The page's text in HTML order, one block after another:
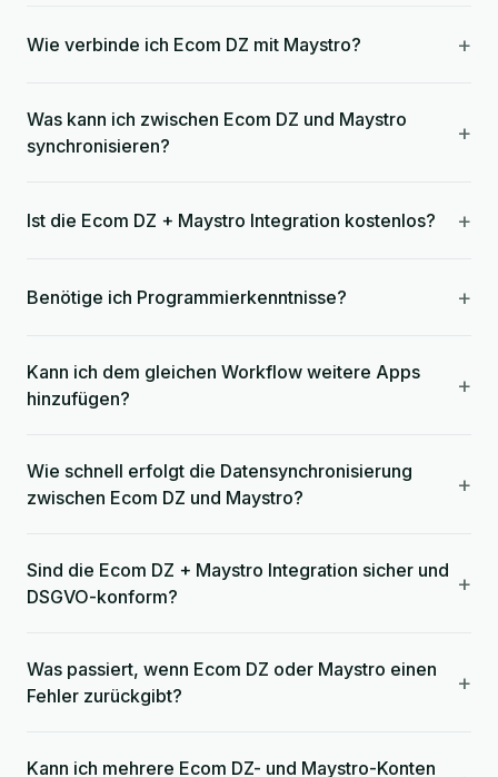
Wie verbinde ich Ecom DZ mit Maystro? +
Was kann ich zwischen Ecom DZ und Maystro
synchronisieren?
+
Ist die Ecom DZ + Maystro Integration kostenlos? +
Benötige ich Programmierkenntnisse? +
Kann ich dem gleichen Workflow weitere Apps
hinzufügen?
+
Wie schnell erfolgt die Datensynchronisierung
zwischen Ecom DZ und Maystro?
+
Sind die Ecom DZ + Maystro Integration sicher und
DSGVO-konform?
+
Was passiert, wenn Ecom DZ oder Maystro einen
Fehler zurückgibt?
+
Kann ich mehrere Ecom DZ- und Maystro-Konten